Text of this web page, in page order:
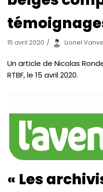
15 avril 2020 Lionel
Un article de Nicolas
RTBF, le 15 avril 2020.
« Les